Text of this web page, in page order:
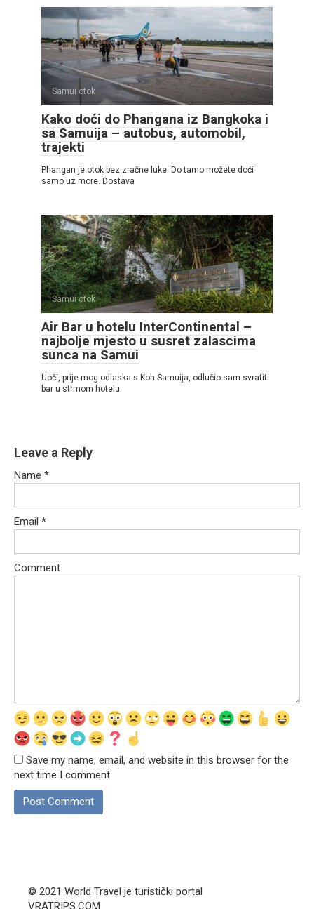
Samui otok
Kako doći do Phangana iz Bangkoka i
sa Samuija – autobus, automobil,
trajekti
Phangan je otok bez zračne luke. Do tamo možete doći
samo uz more. Dostava
Samui otok
Air Bar u hotelu InterContinental –
najbolje mjesto u susret zalascima
sunca na Samui
Uoči, prije mog odlaska s Koh Samuija, odlučio sam svratiti
bar u strmom hotelu
Leave a Reply
Name *
Email *
Comment
Save my name, email, and website in this browser for the
next time I comment.
© 2021 World Travel je turistički portal
VRATRIPS.COM.